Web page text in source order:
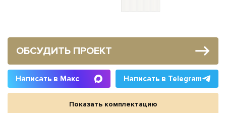
ОБСУДИТЬ ПРОЕКТ
Написать в Макс Написать в Telegram
Показать комплектацию